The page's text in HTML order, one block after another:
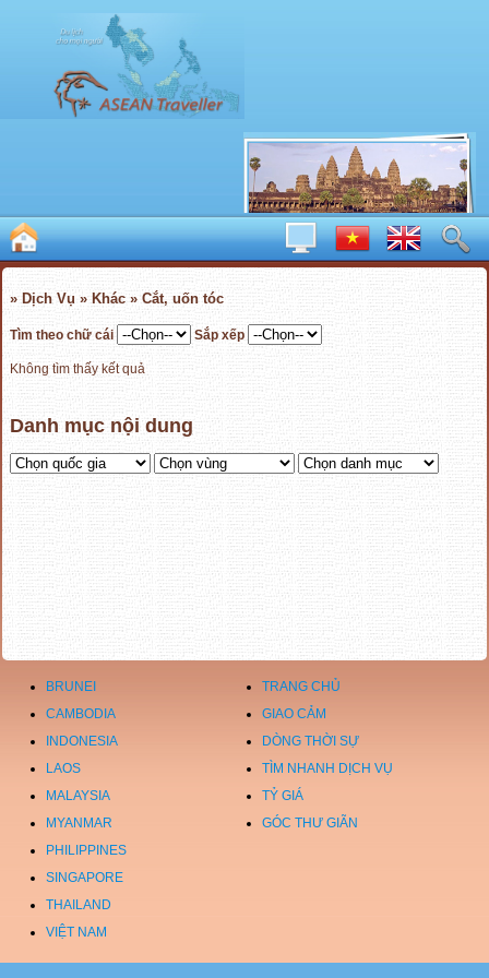
» Dịch Vụ » Khác » Cắt, uốn tóc
Tìm theo chữ cái Sắp xếp
Không tìm thấy kết quả
Danh mục nội dung
BRUNEI
TRANG CHỦ
CAMBODIA
GIAO CẢM
INDONESIA
DÒNG THỜI SỰ
LAOS
TÌM NHANH DỊCH VỤ
MALAYSIA
TỶ GIÁ
MYANMAR
GÓC THƯ GIÃN
PHILIPPINES
SINGAPORE
THAILAND
VIỆT NAM